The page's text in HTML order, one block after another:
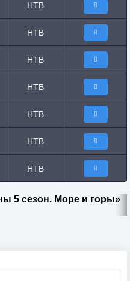
НТВ
НТВ
НТВ
НТВ
НТВ
НТВ
НТВ
5 сезон. Море и горы»